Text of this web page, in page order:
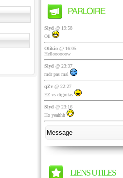
Slyd @ 19:58
Oli
Olikio@ 16:05
Helloooooow
Slyd @ 23:37
mdr pas mal
qZv@ 22:27
EZ vs dignitas
Slyd @ 23:16
Ho yeahhh
LIENS UTILES